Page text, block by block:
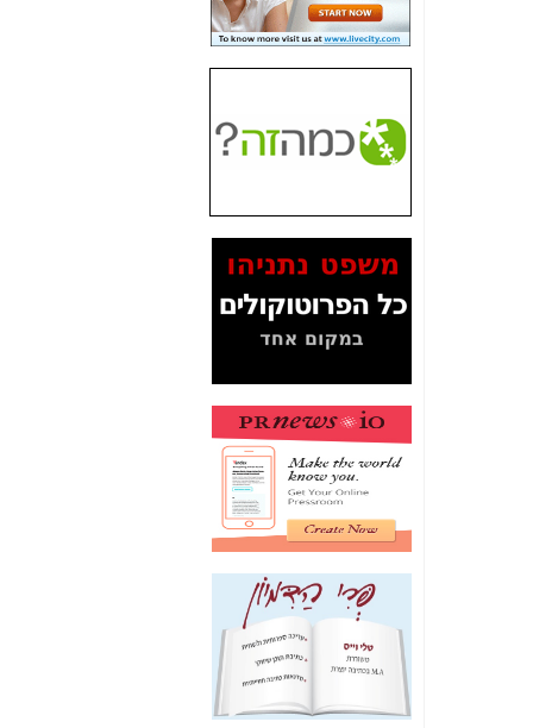
האם השר איוב קרא
היה צריך בכלל לחתום
על האישור, שנתן
האם ביבי וקרא קבלו
בכלל תמורה עבור
ההטבות הרגולטוריות
המסמכים בנושא בזק-
Yes (תיק 4000)
מוכיחים "תפירת תיק"
לאיש הלא נכון! -כאן
עובדות ומסמכים
האם ביבי כשר
תקשורת עזר לקב'
בזק? -כאן
מה מקור ה-Fake
News שהביא לתפירת
תיק לביבי והעלמת
החשודים הנכונים -כאן
אחת הרגליים של "תיק
4000 התפור"
התמוטטה היום
בניצחון (כפול) של בזק
-
כאן
איך כתבות מפנקות